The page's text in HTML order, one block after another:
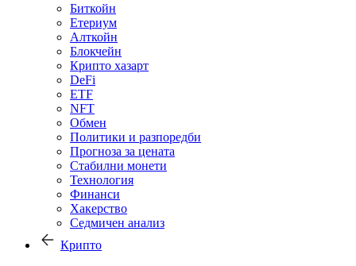
Биткойн
Етериум
Алткойн
Блокчейн
Крипто хазарт
DeFi
ETF
NFT
Обмен
Политики и разпоредби
Прогноза за цената
Стабилни монети
Технология
Финанси
Хакерство
Седмичен анализ
Крипто